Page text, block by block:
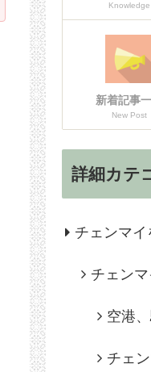
Knowledge
新着記事
New Post
詳細カテ
チェンマイ
チェン
空港
チェ